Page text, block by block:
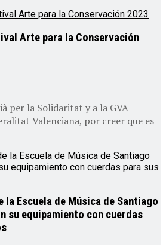
Arte para la Conservación
per la Solidaritat y a la GVA
Valenciana, por creer que es
la Escuela de Música de Santiago
su equipamiento con cuerdas